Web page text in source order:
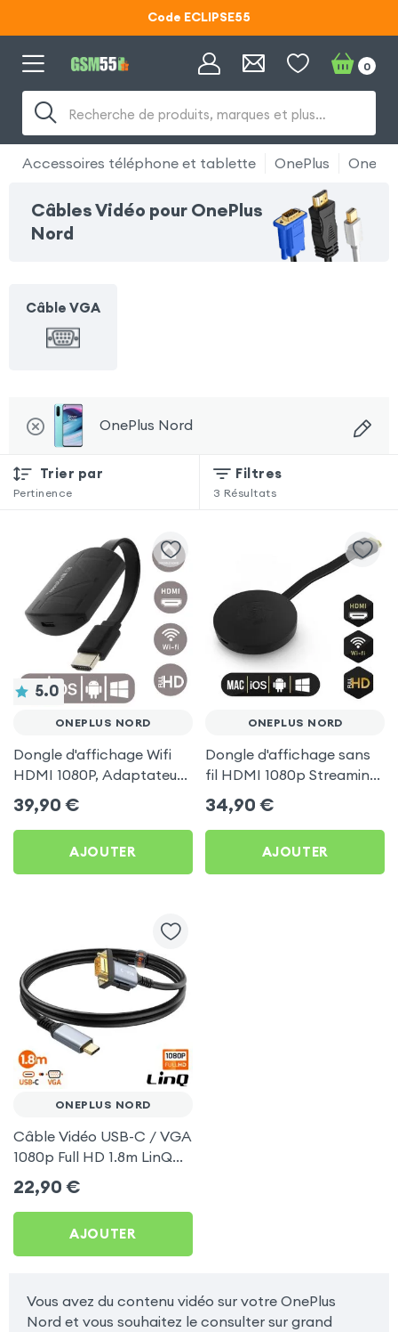
Code ECLIPSE55
Lunettes d'éclipse OFFERTES
Recherche de produits, marques et plus…
0
Accessoires téléphone et tablette OnePlus
Câbles Vidéo pour OnePlus
Nord
Câble VGA
OnePlus Nord
Trier par
Pertinence
Filtres
3 Résultats
5.0
ONEPLUS NORD
Dongle d'affichage Wifi
HDMI 1080P, Adaptateur
d'affichage Vidéo Sans-fil
TV pour OnePlus Nord
39,90 €
AJOUTER
ONEPLUS NORD
Dongle d'affichage sans
fil HDMI 1080p Streaming,
récepteur vidéo TV
(compatible Miracast,
AirPlay, DLNA) pour
OnePlus Nord
34,90 €
AJOUTER
ONEPLUS NORD
Câble Vidéo USB-C / VGA
1080p Full HD 1.8m LinQ
pour OnePlus Nord
22,90 €
AJOUTER
Vous avez du contenu vidéo sur votre OnePlus
Nord et vous souhaitez le consulter sur grand